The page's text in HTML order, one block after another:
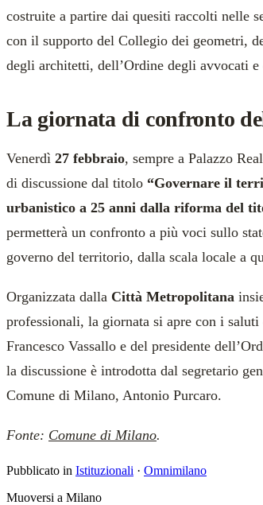
costruite a partire dai quesiti raccolti nelle
con il supporto del Collegio dei geometri,
degli architetti, dell’Ordine degli avvocati
La giornata di confronto
Venerdì 27 febbraio, sempre a Palazzo
di discussione dal titolo “Governare il
urbanistico a 25 anni dalla riforma del
permetterà un confronto a più voci sullo
governo del territorio, dalla scala locale a
Organizzata dalla Città Metropolitana
professionali, la giornata si apre con i
Francesco Vassallo e del presidente
la discussione è introdotta dal segretario
Comune di Milano, Antonio Purcaro.
Fonte: Comune di Milano.
Pubblicato in Istituzionali · Omnimilano
Muoversi a Milano